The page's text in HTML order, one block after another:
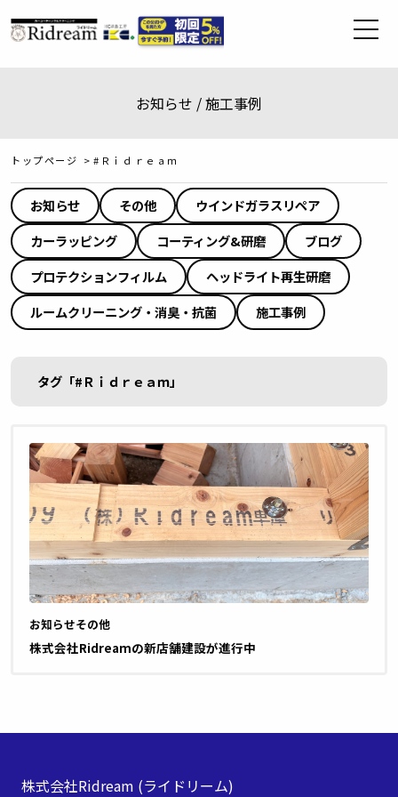
お知らせ / 施工事例
トップページ > #Ｒｉｄｒｅａｍ
お知らせ その他
ウインドガラスリペア
カーラッピング
コーティング&研磨
ブログ
プロテクションフィルム
ヘッドライト再生研磨
ルームクリーニング・消臭・抗菌
施工事例
タグ「#Ｒｉｄｒｅａｍ」
お知らせその他
株式会社Ridreamの新店舗建設が進行中
株式会社Ridream (ライドリーム)